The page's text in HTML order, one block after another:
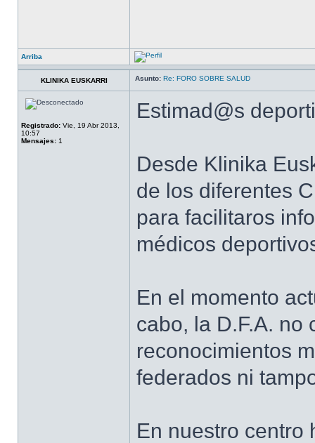
Arriba
KLINIKA EUSKARRI Asunto: Re: FORO SOBRE SALUD
Registrado: Vie, 19 Abr 2013,
10:57
Mensajes: 1
Estimad@s
Desde Klinika
de los diferentes
para facilitaros
médicos
En el momento
cabo, la D.F.A. no
reconocimientos
federados ni
En nuestro centro